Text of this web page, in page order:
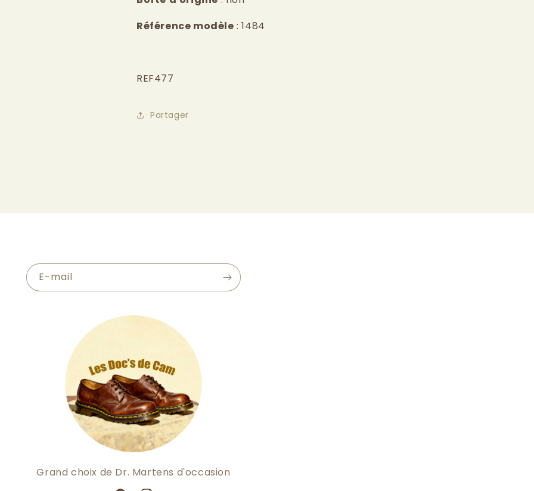
Référence modèle : 1484
REF477
Partager
E-mail
Grand choix de Dr. Martens d'occasion